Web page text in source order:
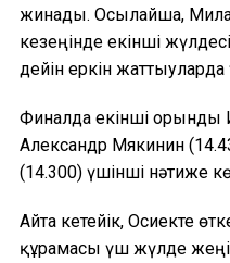
жинады. Осылайша,
кезеңінде екінші
дейін еркін
Финалда екінші орынды
Александр Мякинин
(14.300) үшінші нәтиже
Айта кетейік, Осиекте
құрамасы үш жүлде